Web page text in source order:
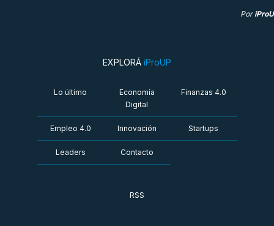
Por
EXPLORÁ iProUP
Lo último
Economía
Digital
Finanzas 4.0
Empleo 4.0 Innovación Startups
Leaders Contacto
RSS